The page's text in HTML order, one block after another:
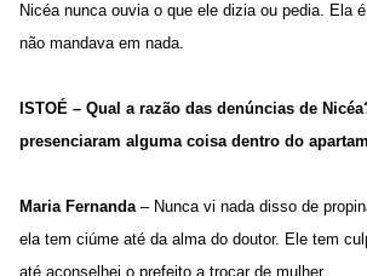
Nicéa nunca ouvia o que ele dizia ou pedia. Ela
não mandava em nada.
ISTOÉ – Qual a razão das denúncias de
presenciaram alguma coisa dentro do
Maria Fernanda– Nunca vi nada disso de
ela tem ciúme até da alma do doutor. Ele tem
até aconselhei o prefeito a trocar de mulher.